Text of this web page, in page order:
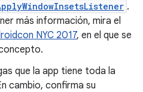
.
más información, mira el
NYC 2017, en el que se
que la app tiene toda la
cambio, confirma su